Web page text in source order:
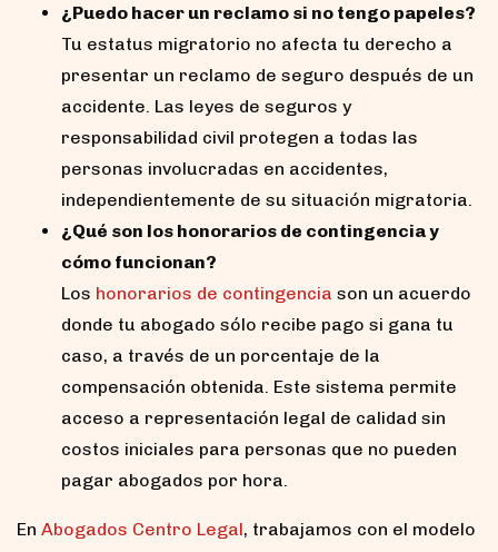
¿Puedo hacer un reclamo si no tengo papeles?
Tu estatus migratorio no afecta tu derecho a
presentar un reclamo de seguro después de un
accidente. Las leyes de seguros y
responsabilidad civil protegen a todas las
personas involucradas en accidentes,
independientemente de su situación migratoria.
¿Qué son los honorarios de contingencia y
cómo funcionan?
Los honorarios de contingencia son un acuerdo
donde tu abogado sólo recibe pago si gana tu
caso, a través de un porcentaje de la
compensación obtenida. Este sistema permite
acceso a representación legal de calidad sin
costos iniciales para personas que no pueden
pagar abogados por hora.
En Abogados Centro Legal, trabajamos con el modelo